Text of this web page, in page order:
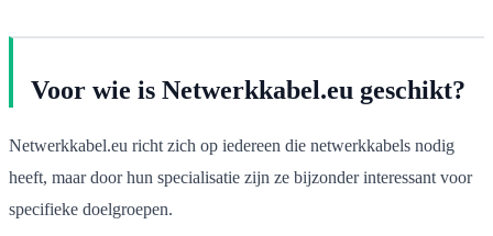
Voor wie is Netwerkkabel.eu geschikt?
Netwerkkabel.eu richt zich op iedereen die netwerkkabels nodig
heeft, maar door hun specialisatie zijn ze bijzonder interessant voor
specifieke doelgroepen.